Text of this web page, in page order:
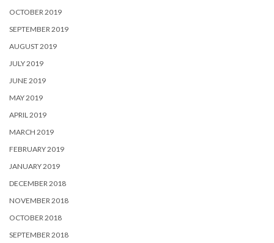
OCTOBER 2019
SEPTEMBER 2019
AUGUST 2019
JULY 2019
JUNE 2019
MAY 2019
APRIL 2019
MARCH 2019
FEBRUARY 2019
JANUARY 2019
DECEMBER 2018
NOVEMBER 2018
OCTOBER 2018
SEPTEMBER 2018